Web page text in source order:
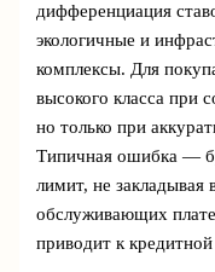
дифференциация
экологичные и
комплексы. Для
высокого класса при
но только при
Типичная ошибка —
лимит, не закладывая
обслуживающих
приводит к кредитной